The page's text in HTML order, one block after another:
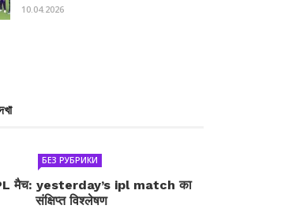
10.04.2026
БЕЗ РУБРИКИ
मैच: yesterday’s ipl match का
संक्षिप्त विश्लेषण